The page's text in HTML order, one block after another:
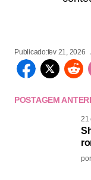
Publicado:fev 21, 2026
POSTAGEM
21
por